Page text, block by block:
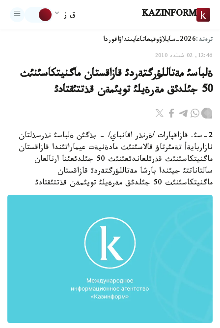
KAZINFORM ق ز
ترەند:2026-سايلاۋ وقيعاتاعايىنداۋاقوردا
12:46, 02 شىلدە 2010
ةلباسئ مةتاللؤرگتةردئ قازاقستان ماگنيتكاسئنئث
50 جئلدئق مةرةيلئ تويئمةن قذتتئقتادئ
2-سئ. قازاقپارات /ةرنذر اقانباي/ - بذگئن ةلباسئ نذرسذلتان
نازاربايةأ تةمئرتاؤ قالاسئنئث مادةنيةت عيماراتئندا قازاقستان
ماگنيتكاسئنئث قذرئلعاندئعئنئث 50 جئلدئعئنا ارنالعان
سالتاناتتئ جيئندا بارشا مةتاللؤرگتةردئ قازاقستان
ماگنيتكاسئنئث 50 جئلدئق مةرةيلئ تويئمةن قذتتئقتادئ